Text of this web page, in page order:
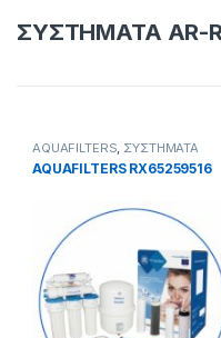
ΣΥΣΤΗΜΑΤΑ AR-
AQUAFILTERS, ΣΥΣΤΗΜΑΤΑ
ΑΝΤΙΣΤΡΟΦΗΣ ΟΣΜΟΣΗΣ
AQUAFILTERS RX65259516